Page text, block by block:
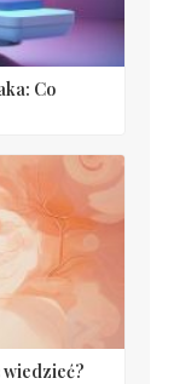
Co
wiedzieć?